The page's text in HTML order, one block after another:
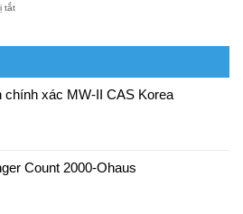
gì?
bàn
nhất
năm
tắtở
nối
Kiotviet
chính xác MW-II CAS Korea
Count 2000-Ohaus